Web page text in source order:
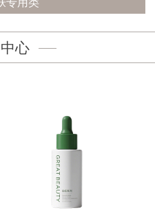
心